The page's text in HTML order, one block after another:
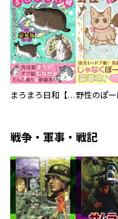
まろまろ日和【豪華版】
戦争・軍事・戦記